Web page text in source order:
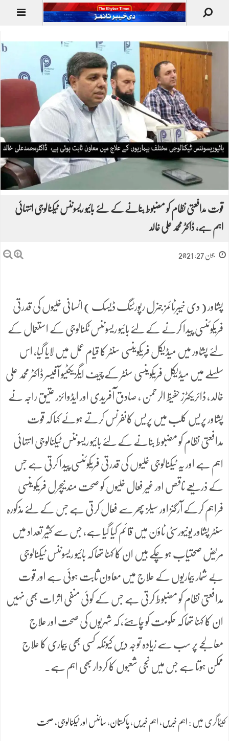
قوت مدافعتی نظام کو مضبوط بنانے کے لئے بائیو ریسوننس ٹیکنالوجی انتہائی
اہم ہے، ڈاکٹر محمد علی خالد
جون 27, 2021
پشاور ( دی خیبرٹائمز جنرل رپورٹنگ ڈیسک ) انسانی خُلیوں کی قدرتی
فریکوئنسی پیدا کرنے کے لئے بائیو ریسوننس ٹکنالوجی کے استعمال کے
لئے پشاور میں میڈیکل فریکوینسی سنٹر کا قیام عمل میں لایا گیا، اس
سلسلے میں میڈیکل فریکوینسی سنٹر کے چیف ایگزیکٹیو آفیسر ڈاکٹر محمد علی
خالد ، ڈائریکٹرز حفیظ الرحمن ، صادق آفریدی اور ایڈوائزر عتیق راجہ نے
پشاور پریس کلب میں پریس کانفرنس کرتے ہوئے کہا کہ قوت
مدافعتی نظام کو مضبوط بنانے کے لئے بائیو ریسوننس ٹیکنالوجی انتہائی
اہم ہے اور یہ ٹیکنالوجی خلیوں کی قدرتی فریکوئنسی پیدا کرتی ہے جس
کے ذریعے ناقص اور غیر فعال خلیوں کو صحت مند نیچرل فریکوینسی
فراہم کرکے آرگنز اور سیلز پھر سے فعال کرتی ہے جس کے لئے مذکورہ
سنٹر پشاور یونیورسٹی ٹاؤن میں قائم کیا گیا ہے، جس سے کثیر تعداد میں
مریض صحتیاب ہو چکے ہیں ان کا کہنا تھا کہ بائیو ریسوننس ٹیکنالوجی
بے شمار بیماریوں کے علاج میں معاون ثابت ہوئی ہے اور قوت
مدافعتی نظام کو مضبوط کرتی ہے جس کے کوئی منفی اثرات بھی نہیں
ان کا کہنا تھا کہ حکومت کو چاہئے، کہ شہریوں کی صحت اور علاج
معالجے پر سب سے زیادہ توجہ دیں کیونکہ کسی بھی بیماری کا علاج
ممکن ہوتا ہے جس میں نجی شعبوں کا کردار بھی اہم ہے۔
کیٹاگری میں : اہم خبریں ، اہم خبریں ، پاکستان، سائنس اور ٹیکنالوجی، صحت